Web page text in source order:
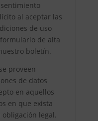
al aceptar las
de uso
de alta
boletín.
proveen
de datos
en aquellos
en que exista
obligación legal.